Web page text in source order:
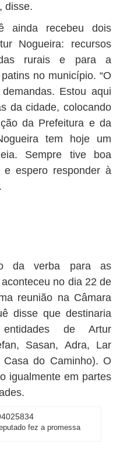
disse.
ainda recebeu dois
Nogueira: recursos
rurais e para a
no município. “O
Estou aqui
da cidade, colocando
da Prefeitura e da
tem hoje um
Sempre tive boa
e espero responder à
da verba para as
no dia 22 de
reunião na Câmara
disse que destinaria
de Artur
Sasan, Adra, Lar
Casa do Caminho). O
igualmente em partes
fez a promessa